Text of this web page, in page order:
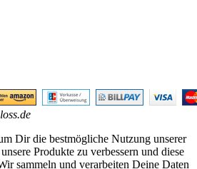
Dir die bestmögliche Nutzung unserer
Produkte zu verbessern und diese
sammeln und verarbeiten Deine Daten